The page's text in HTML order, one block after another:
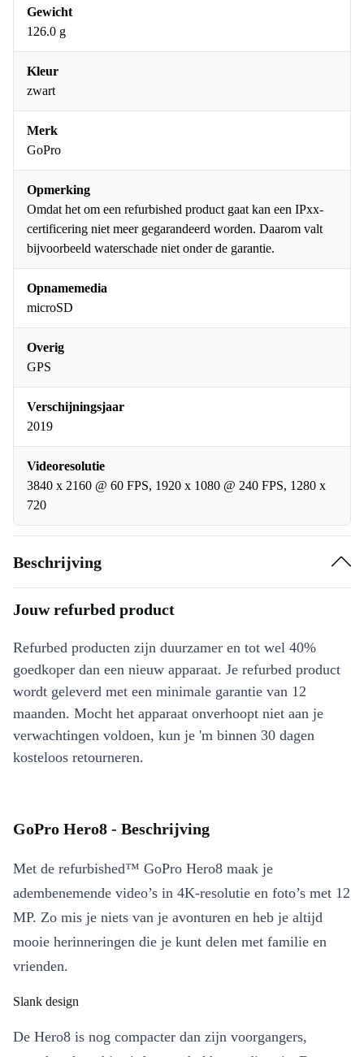
Gewicht
126.0 g
Kleur
zwart
Merk
GoPro
Opmerking
Omdat het om een refurbished product gaat kan een IPxx-
certificering niet meer gegarandeerd worden. Daarom valt
bijvoorbeeld waterschade niet onder de garantie.
Opnamemedia
microSD
Overig
GPS
Verschijningsjaar
2019
Videoresolutie
3840 x 2160 @ 60 FPS, 1920 x 1080 @ 240 FPS, 1280 x
720
Beschrijving
Jouw refurbed product
Refurbed producten zijn duurzamer en tot wel 40%
goedkoper dan een nieuw apparaat. Je refurbed product
wordt geleverd met een minimale garantie van 12
maanden. Mocht het apparaat onverhoopt niet aan je
verwachtingen voldoen, kun je 'm binnen 30 dagen
kosteloos retourneren.
GoPro Hero8 - Beschrijving
Met de refurbished™ GoPro Hero8 maak je
adembenemende video’s in 4K-resolutie en foto’s met 12
MP. Zo mis je niets van je avonturen en heb je altijd
mooie herinneringen die je kunt delen met familie en
vrienden.
Slank design
De Hero8 is nog compacter dan zijn voorgangers,